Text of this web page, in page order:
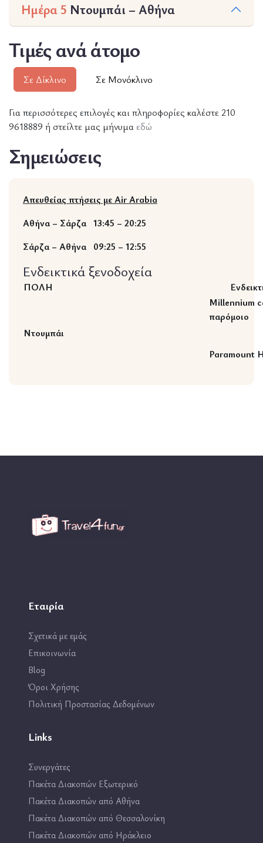
Ημέρα 5 Ντουμπάι – Αθήνα
Τιμές ανά άτομο
Σε Δίκλινο Σε Μονόκλινο
Για περισσότερες επιλογές και πληροφορίες καλέστε 210
9618889 ή στείλτε μας μήνυμα εδώ
Σημειώσεις
Απευθείας πτήσεις με Air Arabia
Aθήνα – Σάρζα 13:45 – 20:25
Σάρζα – Αθήνα 09:25 – 12:55
Ενδεικτικά ξενοδοχεία
ΠΟΛΗ
Ντουμπάι
Millennium
παρόμοιο
Paramount
Εταιρία
Σχετικά με εμάς
Επικοινωνία
Blog
Όροι Χρήσης
Πολιτική Προστασίας Δεδομένων
Links
Συνεργάτες
Πακέτα Διακοπών Εξωτερικό
Πακέτα Διακοπών από Αθήνα
Πακέτα Διακοπών από Θεσσαλονίκη
Πακέτα Διακοπών από Ηράκλειο